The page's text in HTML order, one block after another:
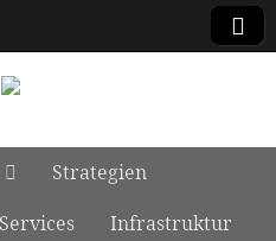
Strategien
Services
Infrastruktur